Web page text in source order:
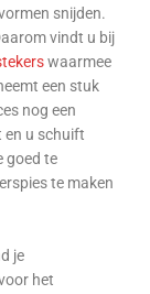
snijden.
vindt u bij
waarmee
een stuk
nog een
en u schuift
goed te
te maken
je
het